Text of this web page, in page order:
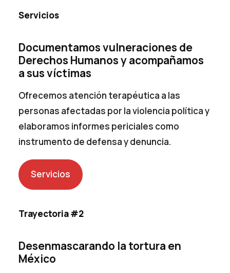
Servicios
Documentamos vulneraciones de
Derechos Humanos y acompañamos
a sus víctimas
Ofrecemos atención terapéutica a las
personas afectadas por la violencia política y
elaboramos informes periciales como
instrumento de defensa y denuncia.
Servicios
Trayectoria #2
Desenmascarando la tortura en
México